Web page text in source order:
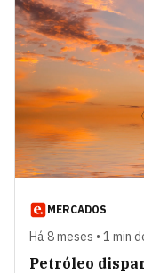
MERCADOS
Há 8 meses • 1 min
Petróleo